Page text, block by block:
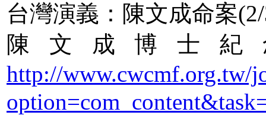
台灣演義：陳文成命案
陳文成博士
http://www.cwcmf.org.tw/